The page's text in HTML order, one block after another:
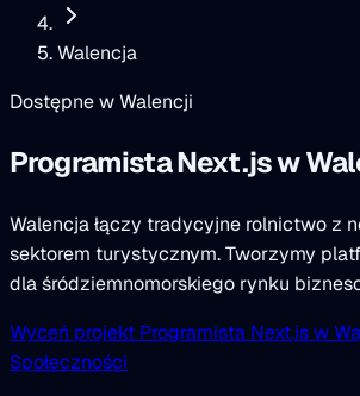
Walencja
Dostępne w Walencji
Programista Next.jsw
Walencja łączy tradycyjne rolnictwo z
sektorem turystycznym. Tworzymy
dla śródziemnomorskiego rynku
Wyceń projekt Programista Next.js w
Społeczności